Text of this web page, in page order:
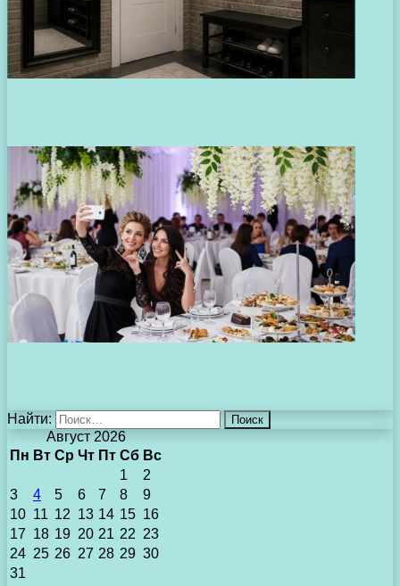
Найти:
Август 2026
Пн Вт Ср Чт Пт Сб Вс
1
2
3
4 5 6 7 8
9
10 11 12 13 14 15 16
17 18 19 20 21 22 23
24 25 26 27 28 29 30
31